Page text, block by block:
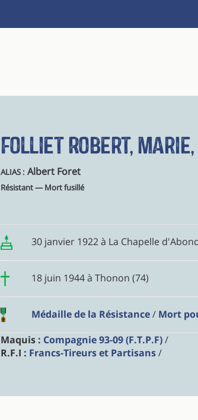
Folliet Robert, Marie,
ALIAS : Albert Foret
Résistant — Mort fusillé
30 janvier 1922 à La Chapelle
18 juin 1944 à Thonon (74)
Médaille de la Résistance/ Mort
Maquis : Compagnie 93-09 (F.T.P.F)/
R.F.I : Francs-Tireurs et Partisans/